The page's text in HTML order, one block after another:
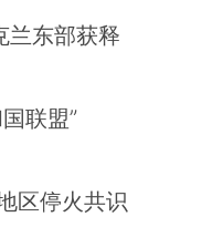
兰东部获释
联盟”
区停火共识